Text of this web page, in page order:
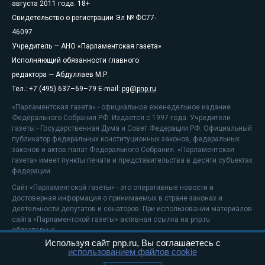
августа 2011 года. 18+
Свидетельство о регистрации Эл № ФС77-
46097
Учредитель — АНО «Парламентская газета»
Исполняющий обязанности главного
редактора — Абдуллаев М.Р.
Тел.: +7 (495) 637–69–79 E-mail: pg@pnp.ru
«Парламентская газета» - официальное еженедельное издание
Федерального Собрания РФ. Издается с 1997 года. Учредители
газеты - Государственная Дума и Совет Федерации РФ. Официальный
публикатор федеральных конституционных законов, федеральных
законов и актов палат Федерального Собрания. «Парламентская
газета» имеет пункты печати и представительства в десяти субъектах
федерации.
Сайт «Парламентской газеты» - это оперативные новости и
достоверная информация о принимаемых в стране законах и
деятельности депутатов и сенаторов. При использовании материалов
сайта «Парламентской газеты» активная ссылка на pnp.ru
обязательна.
На информационном ресурсе применяютсярекомендательные
Используя сайт pnp.ru, Вы соглашаетесь с
использованием файлов cookie